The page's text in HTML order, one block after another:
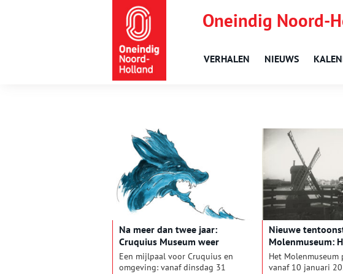
Oneindig Noord-
VERHALEN NIEUWS
Na meer dan twee jaar:
Cruquius Museum weer
volledig bereikbaar
Een mijlpaal voor Cruquius en
omgeving: vanaf dinsdag 31
Nieuwe
Molenmuseum:
Waterwolf
Het Molenmuseum
vanaf 10 januari